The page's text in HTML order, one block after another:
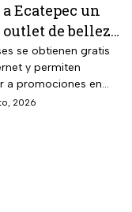
Ecatepec un
outlet de belleza
gratis y
de hasta el
5 días
en
se obtienen gratis
y permiten
a promociones en
perfumes y
2026